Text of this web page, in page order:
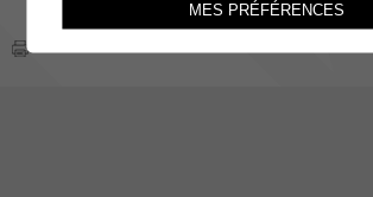
MES PRÉFÉRENCES